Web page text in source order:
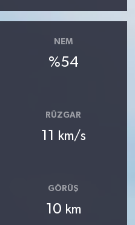
NEM
%54
RÜZGAR
11 km/s
GÖRÜŞ
10 km